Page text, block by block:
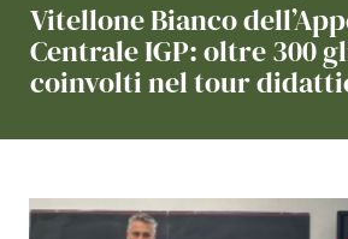
Vitellone Bianco
Centrale IGP: oltre 300
coinvolti nel tour